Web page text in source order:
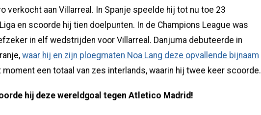
verkocht aan Villarreal. In Spanje speelde hij tot nu toe 23
en scoorde hij tien doelpunten. In de Champions League was
in elf wedstrijden voor Villarreal. Danjuma debuteerde in
waar hij en zijn ploegmaten Noa Lang deze opvallende bijnaam
moment een totaal van zes interlands, waarin hij twee keer scoorde.
hij deze wereldgoal tegen Atletico Madrid!